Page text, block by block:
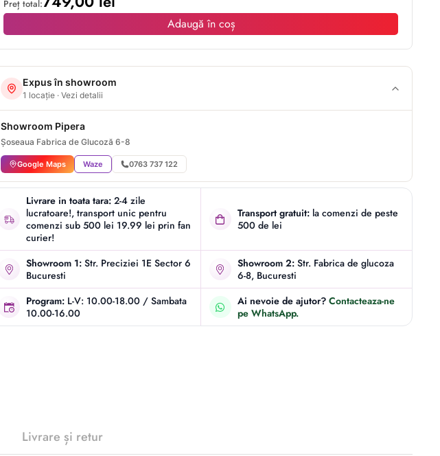
Preț total:
Adaugă în coș
Expus în showroom
1 locație · Vezi detalii
Showroom Pipera
Șoseaua Fabrica de Glucoză 6-8
Google Maps Waze 0763 737 122
Livrare in toata tara: 2-4 zile
lucratoare!, transport unic pentru
comenzi sub 500 lei 19.99 lei prin fan
curier!
Transport gratuit: la comenzi de peste
500 de lei
Showroom 1: Str. Preciziei 1E Sector 6
Bucuresti
Showroom 2: Str. Fabrica de glucoza
6-8, Bucuresti
Program: L-V: 10.00-18.00 / Sambata
10.00-16.00
Ai nevoie de ajutor? Contacteaza-ne
pe WhatsApp.
Livrare și retur